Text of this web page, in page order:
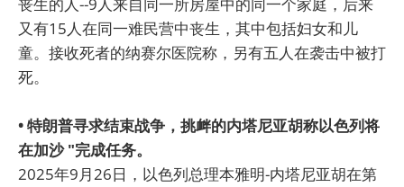
丧生的人--9人来自同一所房屋中的同一个家庭，后来
又有15人在同一难民营中丧生，其中包括妇女和儿
童。接收死者的纳赛尔医院称，另有五人在袭击中被打
死。
• 特朗普寻求结束战争，挑衅的内塔尼亚胡称以色列将
在加沙 "完成任务。
2025年9月26日，以色列总理本雅明-内塔尼亚胡在第